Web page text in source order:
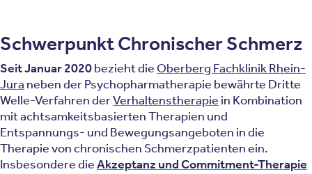
Schwerpunkt Chronischer Schmerz
Seit Januar 2020bezieht die Oberberg Fachklinik Rhein-
Jura neben der Psychopharmatherapie bewährte Dritte
Welle-Verfahren derVerhaltenstherapie in Kombination
mit achtsamkeitsbasierten Therapien und
Entspannungs- und Bewegungsangeboten in die
Therapie von chronischen Schmerzpatienten ein.
Insbesondere dieAkzeptanz und Commitment-Therapie